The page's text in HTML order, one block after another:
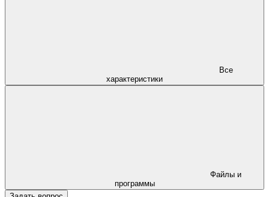
характеристики
программы